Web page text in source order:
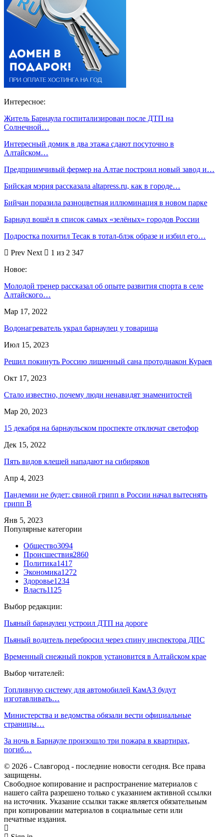
Интересное:
Житель Барнаула госпитализирован после ДТП на
Солнечной…
Интересный домик в два этажа сдают посуточно в
Алтайском…
Предприимчивый фермер на Алтае построил новый завод и…
Бийская мэрия рассказала altapress.ru, как в городе…
Бийчан поразила разноцветная иллюминация в новом парке
Барнаул вошёл в список самых «зелёных» городов России
Подростка похитил Тесак в тотал-блэк образе и избил его…
Prev Next
1 из 2 347
Новое:
Молодой тренер рассказал об опыте развития спорта в селе
Алтайского…
Мар 17, 2022
Водонагреватель украл барнаулец у товарища
Июл 15, 2023
Решил покинуть Россию лишенный сана протодиакон Кураев
Окт 17, 2023
Стало известно, почему люди ненавидят знаменитостей
Мар 20, 2023
15 декабря на барнаульском проспекте отключат светофор
Дек 15, 2022
Пять видов клещей нападают на сибиряков
Апр 4, 2023
Пандемии не будет: свиной грипп в России начал вытеснять
грипп В
Янв 5, 2023
Популярные категории
Общество3094
Происшествия2860
Политика1417
Экономика1272
Здоровье1234
Власть1125
Выбор редакции:
Пьяный барнаулец устроил ДТП на дороге
Пьяный водитель перебросил через спину инспектора ДПС
Временный снежный покров установится в Алтайском крае
Выбор читателей:
Топливную систему для автомобилей КамАЗ будут
изготавливать…
Министерства и ведомства обязали вести официальные
страницы…
За ночь в Барнауле произошло три пожара в квартирах,
погиб…
© 2026 - Славгород - последние новости сегодня. Все права
защищены.
Свободное копирование и распространение материалов с
нашего сайта разрешено только с указанием активной ссылки
на источник. Указание ссылки также является обязательным
при копировании материалов в социальные сети или
печатные издания.